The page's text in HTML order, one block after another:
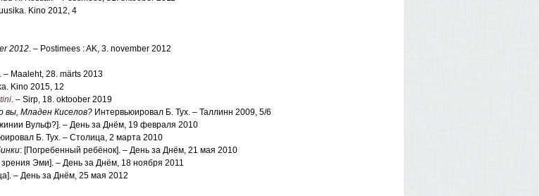
Kino 2012, 4
2012. – Postimees : AK, 3. november 2012
. – Maaleht, 28. märts 2013
Kino 2015, 12
. – Sirp, 18. oktoober 2019
вы, Младен Киселов? Интервьюировал Б. Тух. – Таллинн 2009, 5/6
Вульф?]. – День за Днём, 19 февраля 2010
Б. Тух. – Столица, 2 марта 2010
: [Погребенный ребёнок]. – День за Днём, 21 мая 2010
зрения Эми]. – День за Днём, 18 ноября 2011
– День за Днём, 25 мая 2012